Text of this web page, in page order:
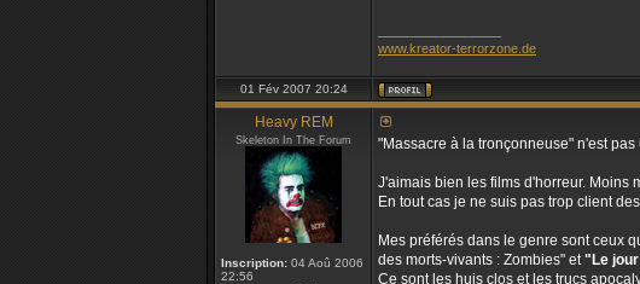
www.kreator-terrorzone.de
01 Fév 2007 20:24
Heavy REM
Skeleton In The Forum
Inscription: 04 Aoû 2006
22:56
"Massacre à la tronçonneuse" n'est
J'aimais bien les films d'horreur. Moins
En tout cas je ne suis pas trop client
Mes préférés dans le genre sont ceux
des morts-vivants : Zombies" et"Le
Ce sont les huis clos et les trucs